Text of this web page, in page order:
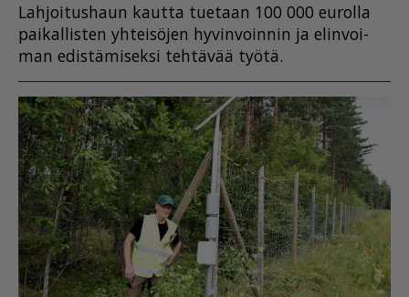
Lah­joi­tus­haun kaut­ta tu­e­taan 100 000 eu­rol­la
pai­kal­lis­ten yh­tei­sö­jen hy­vin­voin­nin ja elin­voi­
man edis­tä­mi­sek­si teh­tä­vää työ­tä.